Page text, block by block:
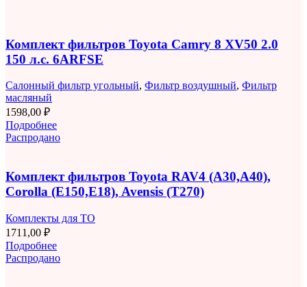
Комплект фильтров Toyota Camry 8 XV50 2.0
150 л.с. 6ARFSE
Салонный фильтр угольный, Фильтр воздушный, Фильтр
масляный
1598,00 ₽
Подробнее
Распродано
Комплект фильтров Toyota RAV4 (A30,A40),
Corolla (E150,E18), Avensis (T270)
Комплекты для ТО
1711,00 ₽
Подробнее
Распродано